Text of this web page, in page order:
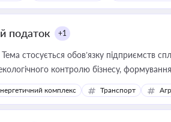
податок +1
Тема стосується обов’язку підприємств
контролю бізнесу,
комплекс Транспорт